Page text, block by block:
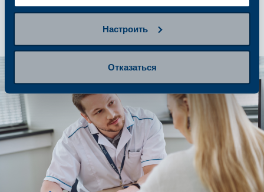
Настроить
Отказаться